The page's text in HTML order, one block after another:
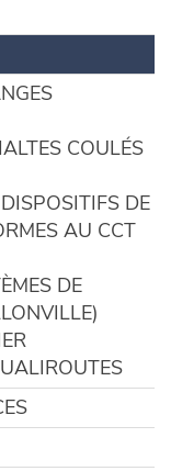
COULÉS
DE
AU CCT
DE